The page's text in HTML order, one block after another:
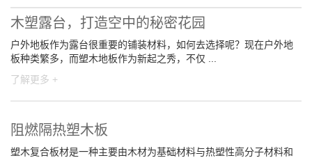
木塑露台，打造空中的秘密花园
户外地板作为露台很重要的铺装材料，如何去选择呢？现在户外地
板种类繁多，而塑木地板作为新起之秀，不仅 ...
了解更多 +
阻燃隔热塑木板
塑木复合板材是一种主要由木材为基础材料与热塑性高分子材料和